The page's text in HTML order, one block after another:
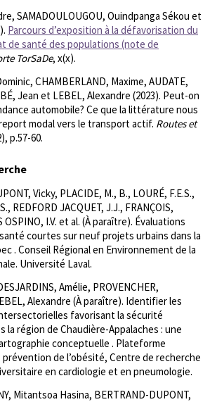
SAMADOULOUGOU, Ouindpanga Sékou et
Parcours d’exposition à la défavorisation du
de santé des populations (note de
TorSaDe, x(x).
CHAMBERLAND, Maxime, AUDATE,
Jean et LEBEL, Alexandre (2023). Peut-on
automobile? Ce que la littérature nous
modal vers le transport actif. Routes et
p.57-60.
Vicky, PLACIDE, M., B., LOURÉ, F.E.S.,
REDFORD JACQUET, J.J., FRANÇOIS,
OSPINO, I.V. et al. (À paraître). Évaluations
courtes sur neuf projets urbains dans la
. Conseil Régional en Environnement de la
Université Laval.
Amélie, PROVENCHER,
Alexandre (À paraître). Identifier les
favorisant la sécurité
la région de Chaudière-Appalaches : une
conceptuelle . Plateforme
prévention de l’obésité, Centre de recherche
en cardiologie et en pneumologie.
Mitantsoa Hasina, BERTRAND-DUPONT,